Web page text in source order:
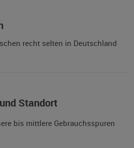
recht selten in Deutschland
Standort
bis mittlere Gebrauchsspuren